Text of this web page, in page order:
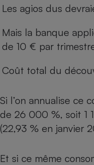
Les agios dus
Mais la banque
de 10 € par
Coût total du
Si l’on annualise ce
de 26 000 %, soit 1
(22,93 % en janvier
Et si ce même